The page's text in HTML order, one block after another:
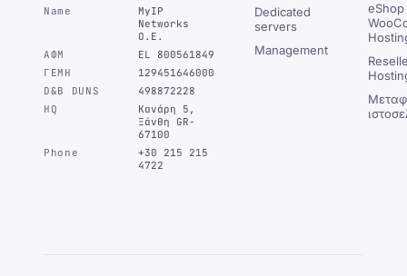
Name
MyIP
Networks
Ο.Ε.
ΑΦΜ
EL 800561849
ΓΕΜΗ
129451646000
D&B DUNS
498872228
HQ
Κανάρη 5,
Ξάνθη GR-
67100
Phone
+30 215 215
4722
Dedicated
servers
Management